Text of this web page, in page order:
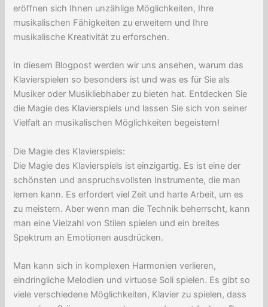
eröffnen sich Ihnen unzählige Möglichkeiten, Ihre
musikalischen Fähigkeiten zu erweitern und Ihre
musikalische Kreativität zu erforschen.
In diesem Blogpost werden wir uns ansehen, warum das
Klavierspielen so besonders ist und was es für Sie als
Musiker oder Musikliebhaber zu bieten hat. Entdecken Sie
die Magie des Klavierspiels und lassen Sie sich von seiner
Vielfalt an musikalischen Möglichkeiten begeistern!
Die Magie des Klavierspiels:
Die Magie des Klavierspiels ist einzigartig. Es ist eine der
schönsten und anspruchsvollsten Instrumente, die man
lernen kann. Es erfordert viel Zeit und harte Arbeit, um es
zu meistern. Aber wenn man die Technik beherrscht, kann
man eine Vielzahl von Stilen spielen und ein breites
Spektrum an Emotionen ausdrücken.
Man kann sich in komplexen Harmonien verlieren,
eindringliche Melodien und virtuose Soli spielen. Es gibt so
viele verschiedene Möglichkeiten, Klavier zu spielen, dass